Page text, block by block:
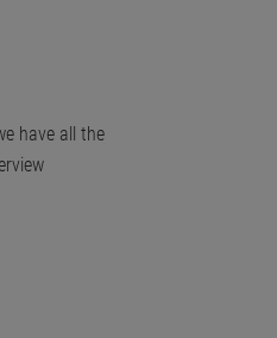
have all the